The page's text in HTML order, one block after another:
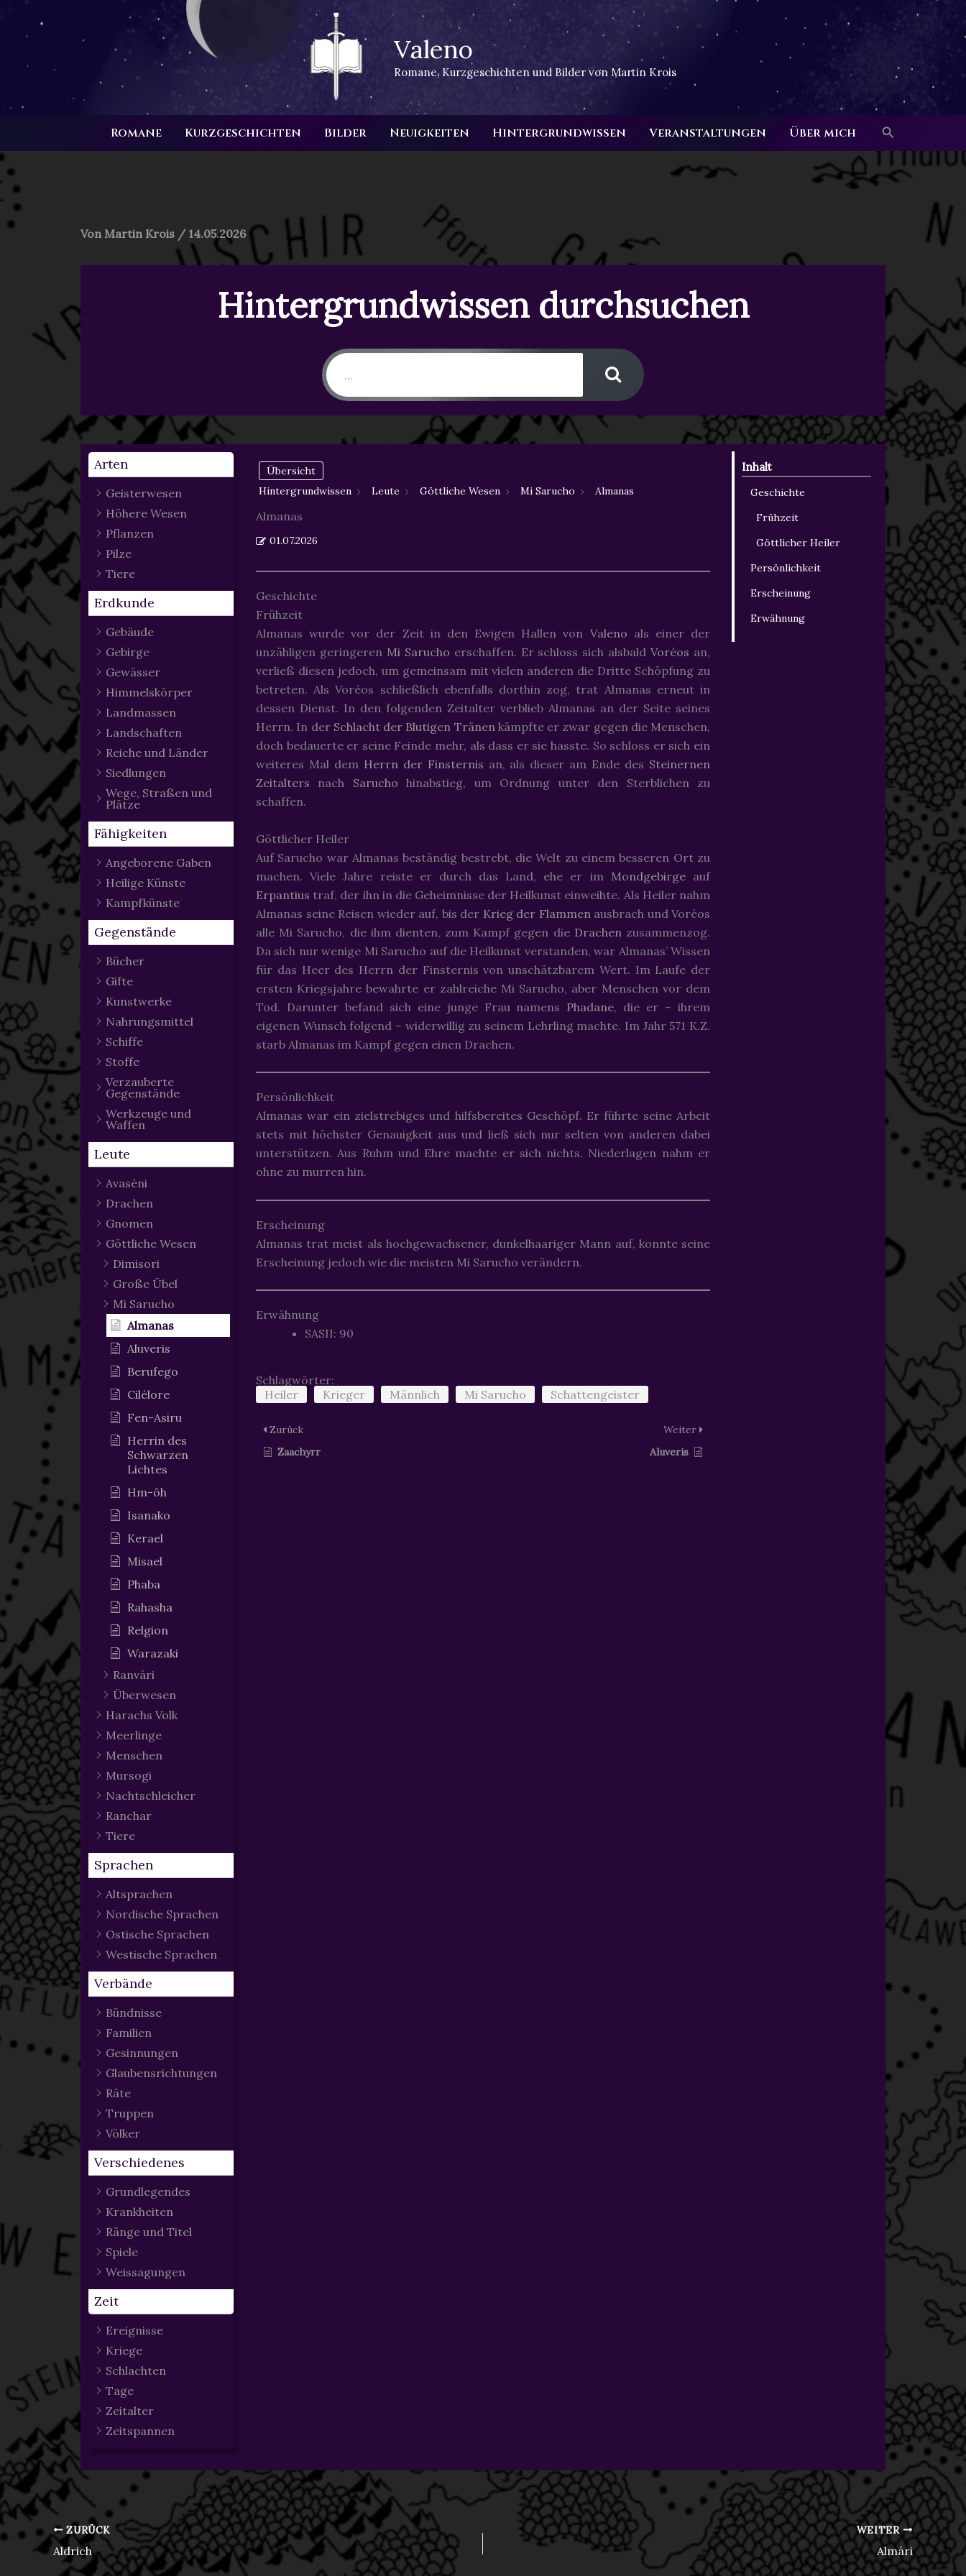
Valeno
Romane, Kurzgeschichten und Bilder von Martin Krois
Romane Kurzgeschichten Bilder Neuigkeiten Hintergrundwissen Veranstaltungen Über mich Suchen
Von Martin Krois / 14.05.2026
Hintergrundwissen durchsuchen
Arten
Geisterwesen
Höhere Wesen
Pflanzen
Pilze
Tiere
Erdkunde
Gebäude
Gebirge
Gewässer
Himmelskörper
Landmassen
Landschaften
Reiche und Länder
Siedlungen
Wege, Straßen und
Plätze
Fähigkeiten
Angeborene Gaben
Heilige Künste
Kampfkünste
Gegenstände
Bücher
Gifte
Kunstwerke
Nahrungsmittel
Schiffe
Stoffe
Verzauberte
Gegenstände
Werkzeuge und
Waffen
Leute
Avaséni
Drachen
Gnomen
Göttliche Wesen
Dimisori
Große Übel
Mi Sarucho
Almanas
Aluveris
Berufego
Cilélore
Fen-Asiru
Herrin des
Schwarzen
Lichtes
Hm-ôh
Isanako
Kerael
Misael
Phaba
Rahasha
Relgion
Warazaki
Ranvári
Überwesen
Harachs Volk
Meerlinge
Menschen
Mursogi
Nachtschleicher
Ranchar
Tiere
Sprachen
Altsprachen
Nordische Sprachen
Ostische Sprachen
Westische Sprachen
Verbände
Bündnisse
Familien
Gesinnungen
Glaubensrichtungen
Räte
Truppen
Völker
Verschiedenes
Grundlegendes
Krankheiten
Ränge und Titel
Spiele
Weissagungen
Zeit
Ereignisse
Kriege
Schlachten
Tage
Zeitalter
Zeitspannen
Übersicht
Hintergrundwissen
Leute Göttliche Wesen Mi Sarucho Almanas
Almanas
01.07.2026
Geschichte
Frühzeit
Almanas wurde vor der Zeit in den Ewigen Hallen von Valeno als einer der
unzähligen geringeren Mi Sarucho erschaffen. Er schloss sich alsbaldVoréos an,
verließ diesen jedoch, um gemeinsam mit vielen anderen die Dritte Schöpfung zu
betreten. Als Voréos schließlich ebenfalls dorthin zog, trat Almanas erneut in
dessen Dienst. In den folgenden Zeitalter verblieb Almanas an der Seite seines
Herrn. In der Schlacht der Blutigen Tränenkämpfte er zwar gegen die Menschen,
doch bedauerte er seine Feinde mehr, als dass er sie hasste. So schloss er sich ein
weiteres Mal dem Herrn der Finsternis an, als dieser am Ende des Steinernen
Zeitalters nach Sarucho hinabstieg, um Ordnung unter den Sterblichen zu
schaffen.
Göttlicher Heiler
Auf Sarucho war Almanas beständig bestrebt, die Welt zu einem besseren Ort zu
machen. Viele Jahre reiste er durch das Land, ehe er im Mondgebirgeauf
Erpantius traf, der ihn in die Geheimnisse der Heilkunst einweihte. Als Heiler nahm
Almanas seine Reisen wieder auf, bis der Krieg der Flammen ausbrach und Voréos
alle Mi Sarucho, die ihm dienten, zum Kampf gegen die Drachen zusammenzog.
Da sich nur wenige Mi Sarucho auf die Heilkunst verstanden, war Almanas’ Wissen
für das Heer des Herrn der Finsternis von unschätzbarem Wert. Im Laufe der
ersten Kriegsjahre bewahrte er zahlreiche Mi Sarucho, aber Menschen vor dem
Tod. Darunter befand sich eine junge Frau namens Phadane, die er – ihrem
eigenen Wunsch folgend – widerwillig zu seinem Lehrling machte. Im Jahr 571 K.Z.
starb Almanas im Kampf gegen einen Drachen.
Persönlichkeit
Almanas war ein zielstrebiges und hilfsbereites Geschöpf. Er führte seine Arbeit
stets mit höchster Genauigkeit aus und ließ sich nur selten von anderen dabei
unterstützen. Aus Ruhm und Ehre machte er sich nichts. Niederlagen nahm er
ohne zu murren hin.
Erscheinung
Almanas trat meist als hochgewachsener, dunkelhaariger Mann auf, konnte seine
Erscheinung jedoch wie die meisten Mi Sarucho verändern.
Erwähnung
SASII: 90
Schlagwörter:
Heiler
Krieger Männlich Mi Sarucho Schattengeister
Zurück
Zaachyrr
Weiter
Aluveris
Inhalt
Geschichte
Frühzeit
Göttlicher Heiler
Persönlichkeit
Erscheinung
Erwähnung
ZURÜCK
Aldrich
WEITER
Almári